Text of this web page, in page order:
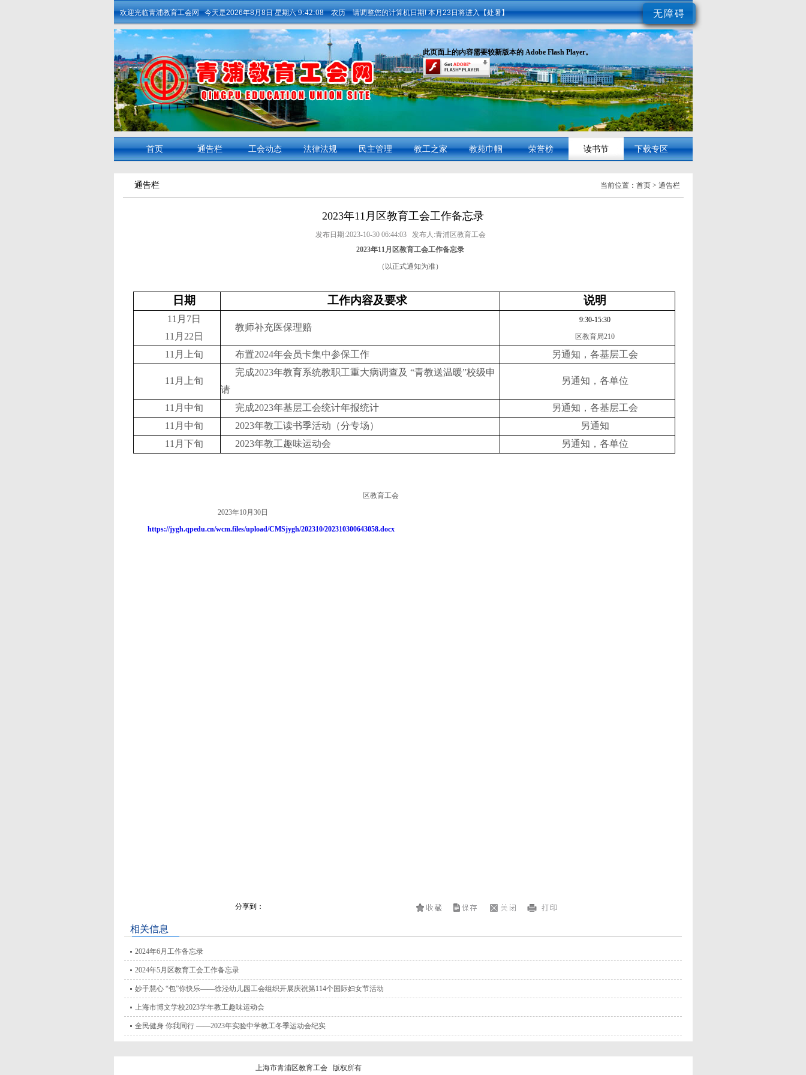
无障碍
欢迎光临青浦教育工会网今天是2026年8月8日星期六9:42:08农历 请调整您的计算机日期! 本月23日将进入【处暑】
此页面上的内容需要较新版本的 Adobe Flash Player。
首页 通告栏 工会动态 法律法规 民主管理 教工之家 教苑巾帼 荣誉榜 读书节 下载专区
通告栏 当前位置：首页> 通告栏
2023年11月区教育工会工作备忘录
发布日期:2023-10-30 06:44:03 发布人:青浦区教育工会
2023年11月区教育工会工作备忘录
（以正式通知为准）
日期 工作内容及要求 说明
11 月 7日
11 月 22 日
教师补充医保理赔
9:30-15:30
区教育局210
11 月上旬 布置2024年会员卡集中参保工作 另通知，各基层工会
11 月上旬
完成2023年教育系统教职工重大病调查及 “青教送温暖”校级申
请
另通知，各单位
11 月中旬 完成2023年基层工会统计年报统计
另通知，各基层工会
11 月中旬 2023年教工读书季活动（分专场）
另通知
11 月下旬 2023年教工趣味运动会 另通知，各单位
区教育工会
2023年10月 30日
https://jygh.qpedu.cn/wcm.files/upload/CMSjygh/202310/202310300643058.docx
分享到：
相关信息
2024年6月工作备忘录
2024年5月区教育工会工作备忘录
妙手慧心 “包”你快乐——徐泾幼儿园工会组织开展庆祝第114个国际妇女节活动
上海市博文学校2023学年教工趣味运动会
全民健身 你我同行 ——2023年实验中学教工冬季运动会纪实
上海市青浦区教育工会 版权所有